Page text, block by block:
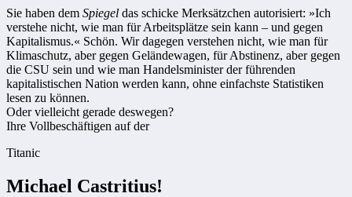
Sie haben dem Spiegel das schicke Merksätzchen autorisiert: »Ich
verstehe nicht, wie man für Arbeitsplätze sein kann – und gegen
Kapitalismus.« Schön. Wir dagegen verstehen nicht, wie man für
Klimaschutz, aber gegen Geländewagen, für Abstinenz, aber gegen
die CSU sein und wie man Handelsminister der führenden
kapitalistischen Nation werden kann, ohne einfachste Statistiken
lesen zu können.
Oder vielleicht gerade deswegen?
Ihre Vollbeschäftigen auf der
Titanic
Michael Castritius!